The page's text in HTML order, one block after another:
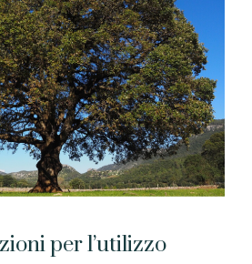
per l’utilizzo